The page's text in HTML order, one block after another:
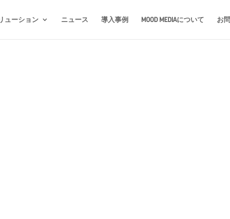
ューション ニュース 導入事例 MOOD MEDIAについて お